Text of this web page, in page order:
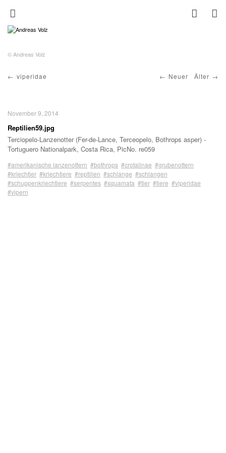
© Andreas Volz
Neuer Älter
viperidae
November 9, 2014
Reptilien59.jpg
Terciopelo-Lanzenotter (Fer-de-Lance, Terceopelo, Bothrops asper) -
Tortuguero Nationalpark, Costa Rica, PicNo. re059
#amerikanische lanzenottern #bothrops #crotalinae #grubenottern
#kriechtier #kriechtiere #reptilien #schlange #schlangen
#schuppenkriechtiere #serpentes #squamata #tier #tiere #viperidae
#vipern